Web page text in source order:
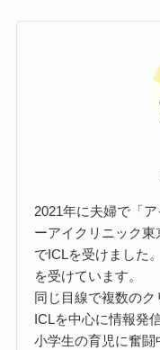
2021年に夫婦で「
ーアイクリニック東
でICLを受けました
を受けています。
同じ目線で複数のク
ICLを中心に情報発
小学生の育児に奮闘